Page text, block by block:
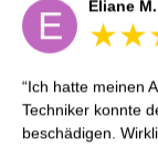
E Eliane
Ich hatte meinen
Techniker konnte
beschädigen.